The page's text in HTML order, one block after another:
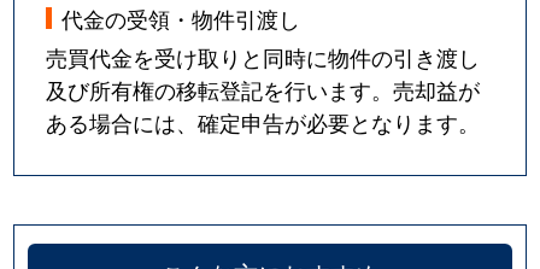
中央
4,100万円
中央
2,200万円
仙台
代金の受領・物件引渡し
売買代金を受け取りと同時に物件の引き渡し
及び所有権の移転登記を行います。売却益が
ある場合には、確定申告が必要となります。